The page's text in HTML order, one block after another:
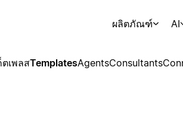
ผลิตภัณฑ์ AI
ตเพลสTemplatesAgentsConsultants